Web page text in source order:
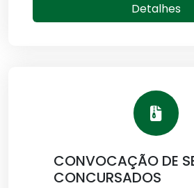
Detalhes
CONVOCAÇÃO DE
CONCURSADOS